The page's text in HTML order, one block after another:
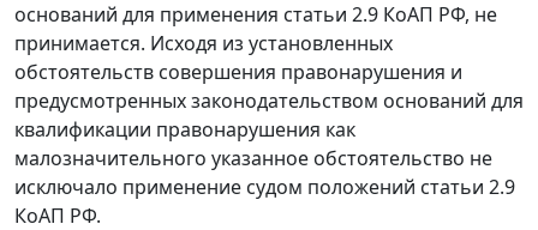
оснований для применения статьи 2.9 КоАП РФ, не
принимается. Исходя из установленных
обстоятельств совершения правонарушения и
предусмотренных законодательством оснований для
квалификации правонарушения как
малозначительного указанное обстоятельство не
исключало применение судом положений статьи 2.9
КоАП РФ.